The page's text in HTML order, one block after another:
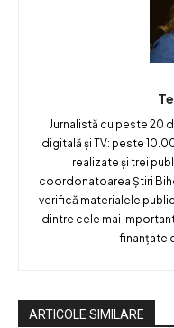
Jurnalistă cu peste 20
digitală și TV: peste
realizate și trei
coordonatoarea Știri
verifică materialele
dintre cele mai
finanțate
ARTICOLE SIMILARE